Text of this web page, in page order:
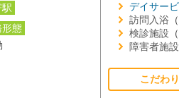
態
デイサー
訪問入浴
検診施設
障害者施設
こだわ